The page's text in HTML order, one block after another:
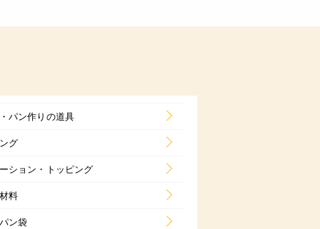
パン作りの道具
グ
ション・トッピング
料
ン袋